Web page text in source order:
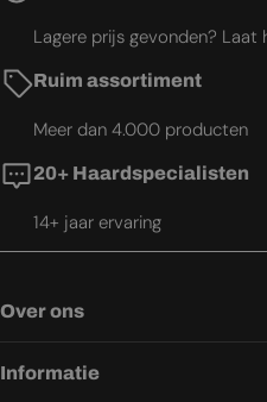
Lagere prijs gevonden? Laat
Ruim assortiment
Meer dan 4.000 producten
20+ Haardspecialisten
14+ jaar ervaring
Over ons
Informatie